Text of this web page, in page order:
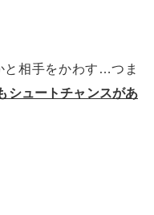
と相手をかわす…つま
シュートチャンスがあ